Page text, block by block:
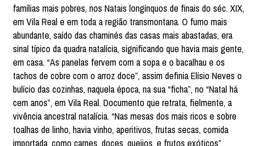
famílias mais pobres, nos Natais longínquos de finais do séc. XIX,
em Vila Real e em toda a região transmontana. O fumo mais
abundante, saído das chaminés das casas mais abastadas, era
sinal típico da quadra natalícia, significando que havia mais gente,
em casa. “As panelas fervem com a sopa e o bacalhau e os
tachos de cobre com o arroz doce”, assim definia Elísio Neves o
bulício das cozinhas, naquela época, na sua “ficha”, no “Natal há
cem anos”, em Vila Real. Documento que retrata, fielmente, a
vivência ancestral natalícia. “Nas mesas dos mais ricos e sobre
toalhas de linho, havia vinho, aperitivos, frutas secas, comida
importada, como carnes, doces, queijos, e frutos exóticos”.